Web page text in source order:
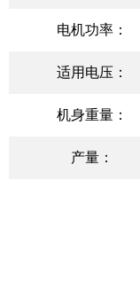
电机功率：
适用电压：
机身重量：
产量：